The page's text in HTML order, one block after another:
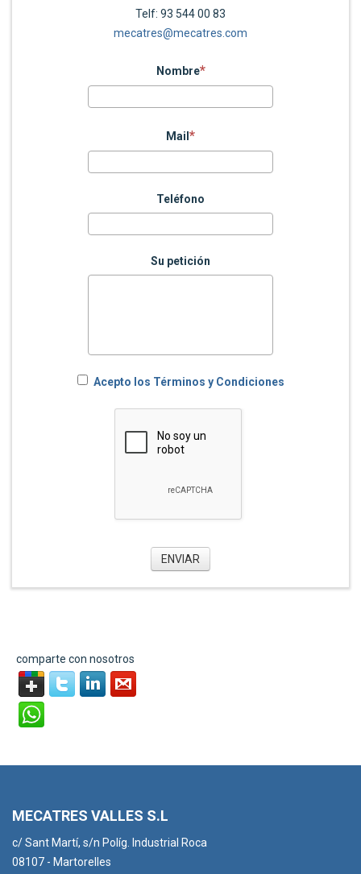
Telf: 93 544 00 83
mecatres@mecatres.com
Nombre
Mail
Teléfono
Su petición
Acepto los Términos y Condiciones
ENVIAR
comparte con nosotros
MECATRES VALLES S.L
c/ Sant Martí, s/n Políg. Industrial Roca
08107 - Martorelles